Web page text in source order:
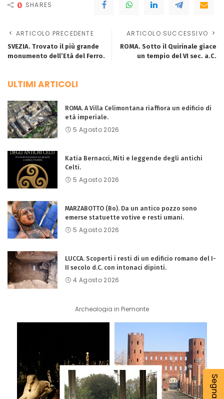
0 SHARES
ARTICOLO PRECEDENTE
SVEZIA. Trovato il più grande
monumento dell’Età del Ferro.
ARTICOLO SUCCESSIVO
ROMA. Sotto il Quirinale giace
un tempio del VI sec. a.C.
ULTIMI ARTICOLI
ROMA. A Villa Celimontana riaffiora un edificio di
età imperiale.
5 Agosto 2026
Katia Bernacci, Miti e leggende degli antichi
Celti.
5 Agosto 2026
MARZABOTTO (Bo). Da un antico pozzo sono
emerse statuette votive e resti umani.
5 Agosto 2026
LUCCA. Scoperti i resti di un edificio romano del I-
II secolo d.C. con intonaci dipinti.
4 Agosto 2026
Archeologia in Piemonte